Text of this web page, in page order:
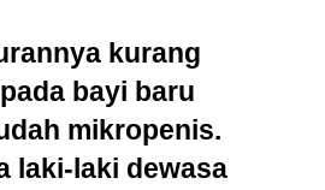
kurang
bayi baru
mikropenis.
laki-laki dewasa